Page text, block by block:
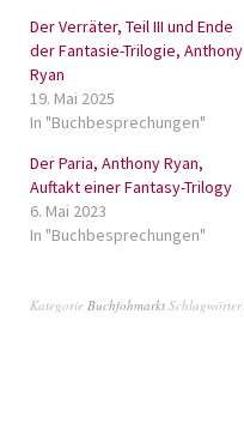
Der Verräter, Teil III und Ende
der Fantasie-Trilogie, Anthony
Ryan
19. Mai 2025
In "Buchbesprechungen"
Der Paria, Anthony Ryan,
Auftakt einer Fantasy-Trilogy
6. Mai 2023
In "Buchbesprechungen"
Kategorie Buchfohmarkt Schlagwörter